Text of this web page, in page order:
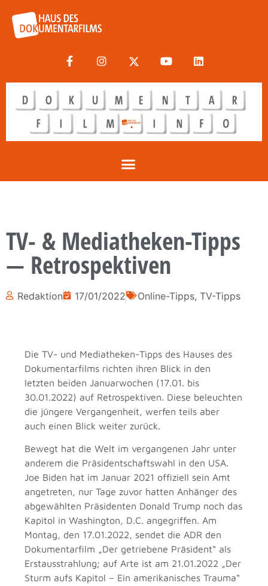
TV- & Mediatheken-Tipps
— Retrospektiven
Redaktion 17/01/2022 Online-Tipps, TV-Tipps
Die TV- und Mediatheken-Tipps des Hauses des
Dokumentarfilms richten ihren Blick in den
letzten beiden Januarwochen (17.01. bis
30.01.2022) auf Retrospektiven. Diese beleuchten
die jüngere Vergangenheit, werfen teils aber
auch einen Blick weiter zurück.
Bewegt hat die Welt im vergangenen Jahr unter
anderem die Präsidentschaftswahl in den USA.
Joe Biden hat im Januar 2021 offiziell sein Amt
angetreten, nur Tage zuvor hatten Anhänger des
abgewählten Präsidenten Donald Trump noch das
Kapitol in Washington, D.C. angegriffen. Am
Montag, den 17.01.2022, sendet die ADR den
Dokumentarfilm „Der getriebene Präsident“ als
Erstausstrahlung; auf Arte ist am 21.01.2022 „Der
Sturm aufs Kapitol – Ein amerikanisches Trauma“